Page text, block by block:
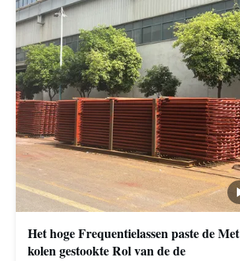
Het hoge Frequentielassen paste de Met
kolen gestookte Rol van de de